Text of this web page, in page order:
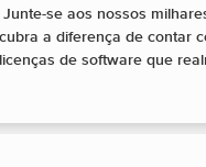
Junte-se aos nossos
a diferença de contar
de software que